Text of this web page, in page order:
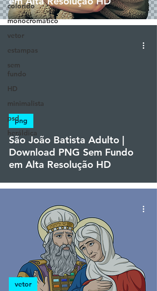
colorido
monocromático
vetor
estampas
sem
fundo
HD
minimalista
psd
heráldica
São João Batista Adulto |
Download PNG Sem Fundo
em Alta Resolução HD
png
vetor